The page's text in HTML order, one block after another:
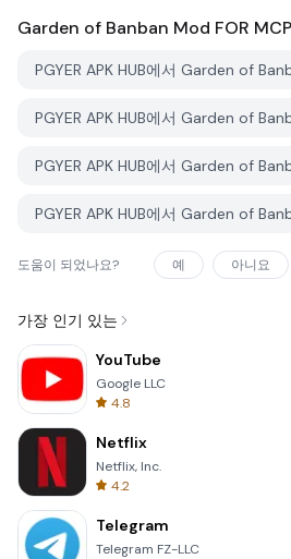
Garden of Banban Mod FOR
도움이 되었나요? 예 아니요
가장 인기 있는
YouTube
Google LLC
4.8
Netflix
Netflix, Inc.
4.2
Telegram
Telegram FZ-LLC